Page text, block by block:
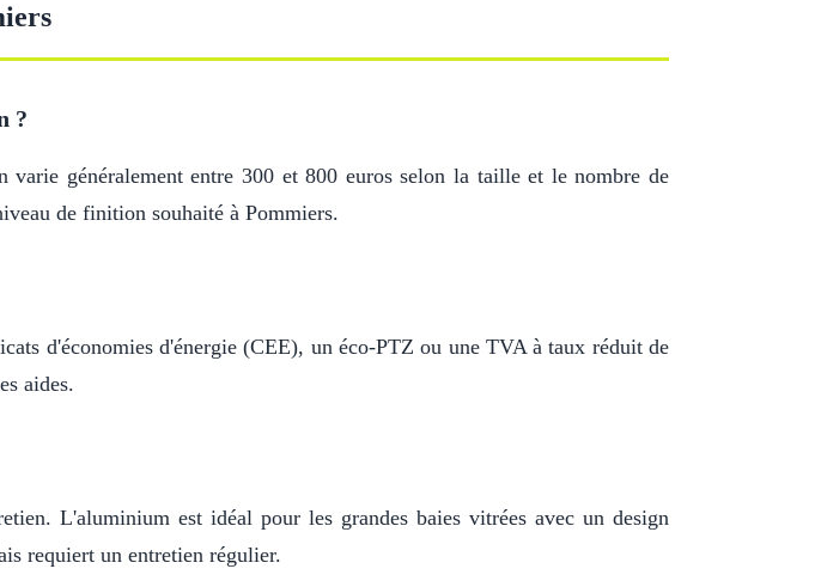
?
varie généralement entre 300 et 800 euros selon la taille et le nombre de
de finition souhaité à Pommiers.
d'économies d'énergie (CEE), un éco-PTZ ou une TVA à taux réduit de
aides.
L'aluminium est idéal pour les grandes baies vitrées avec un design
requiert un entretien régulier.